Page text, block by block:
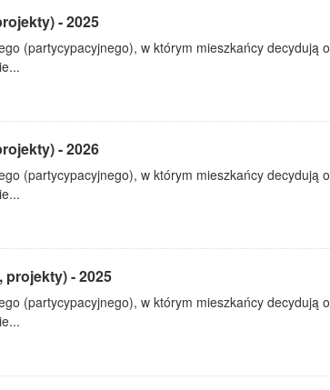
- 2025
(partycypacyjnego), w którym mieszkańcy decydują o
- 2026
(partycypacyjnego), w którym mieszkańcy decydują o
- 2025
(partycypacyjnego), w którym mieszkańcy decydują o